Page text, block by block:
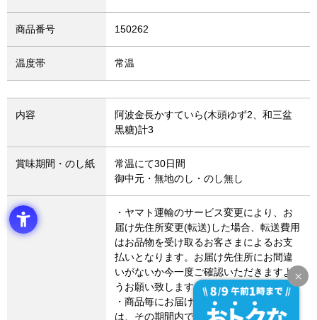
商品番号 150262
温度帯 常温
内容
阿波金長かすていら(木頭ゆず2、和三盆
黒糖)計3
賞味期間・のし紙
常温にて30日間
御中元・無地のし・のし無し
備考
・ヤマト運輸のサービス変更により、お
届け先住所変更(転送)した場合、転送費用
はお品物を受け取るお客さまによるお支
払いとなります。お届け先住所にお間違
いがないか今一度ご確認いただきますよ
うお願い致します。
・商品毎にお届け期間設定のある場合
は、その期間内でのお届けとなります。